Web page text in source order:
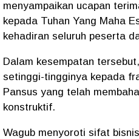
menyampaikan ucapan
kepada Tuhan Yang Maha
kehadiran seluruh peserta
Dalam kesempatan
setinggi-tingginya kepada
Pansus yang telah
konstruktif.
Wagub menyoroti sifat